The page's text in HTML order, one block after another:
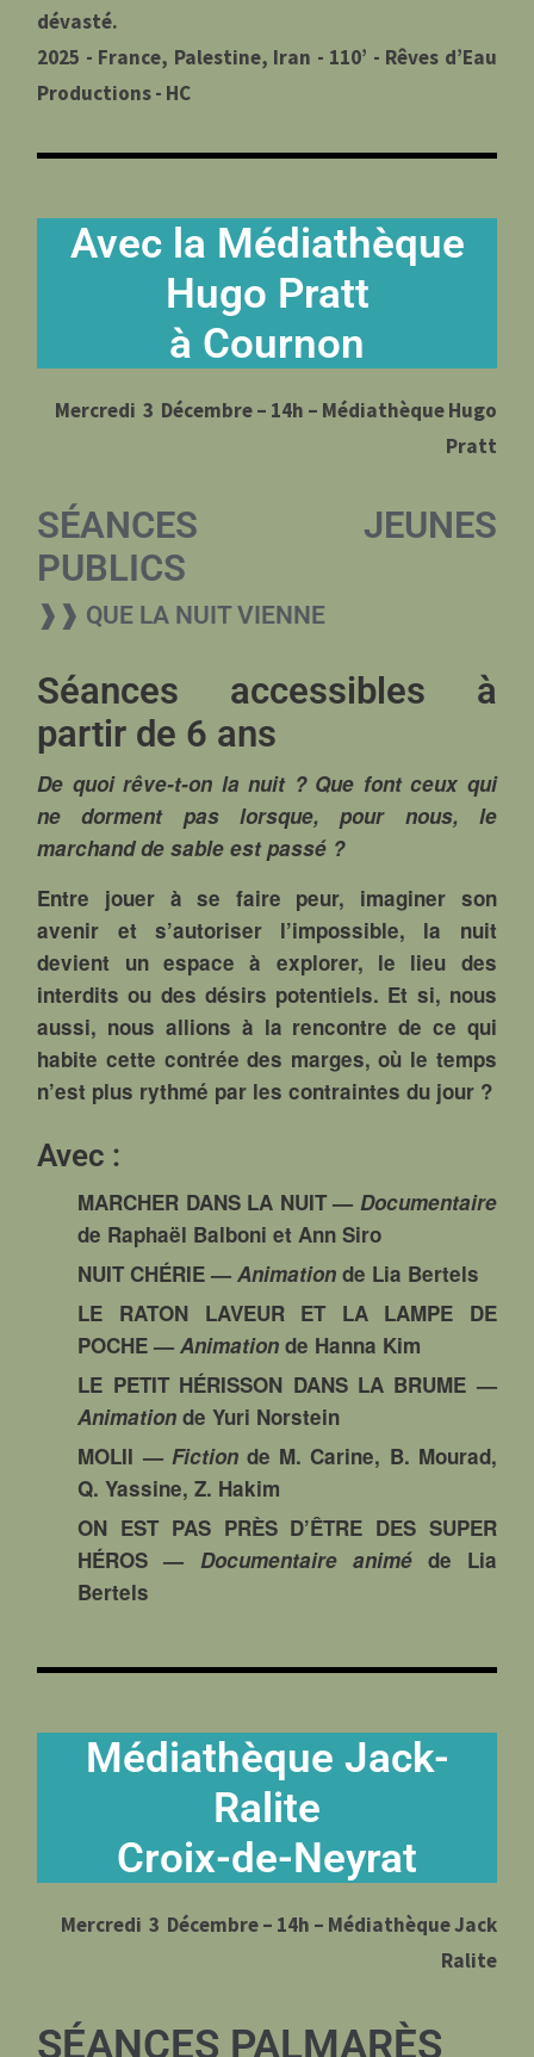
dévasté.
2025 - France, Palestine, Iran - 110’ - Rêves d’Eau
Productions - HC
Avec la Médiathèque
Hugo Pratt
à Cournon
Mercredi 3 Décembre – 14h – Médiathèque Hugo
Pratt
SÉANCES JEUNES
PUBLICS
❱❱ QUE LA NUIT VIENNE
Séances accessibles à
partir de 6 ans
De quoi rêve-t-on la nuit ? Que font ceux qui
ne dorment pas lorsque, pour nous, le
marchand de sable est passé ?
Entre jouer à se faire peur, imaginer son
avenir et s’autoriser l’impossible, la nuit
devient un espace à explorer, le lieu des
interdits ou des désirs potentiels. Et si, nous
aussi, nous allions à la rencontre de ce qui
habite cette contrée des marges, où le temps
n’est plus rythmé par les contraintes du jour ?
Avec :
MARCHER DANS LA NUIT— Documentaire
de Raphaël Balboni et Ann Siro
NUIT CHÉRIE —Animation de Lia Bertels
LE RATON LAVEUR ET LA LAMPE DE
POCHE —Animation de Hanna Kim
LE PETIT HÉRISSON DANS LA BRUME —
Animation de Yuri Norstein
MOLII — Fictionde M. Carine, B. Mourad,
Q. Yassine, Z. Hakim
ON EST PAS PRÈS D’ÊTRE DES SUPER
HÉROS — Documentaire animéde Lia
Bertels
Médiathèque Jack-
Ralite
Croix-de-Neyrat
Mercredi 3 Décembre – 14h – Médiathèque Jack
Ralite
SÉANCES PALMARÈS